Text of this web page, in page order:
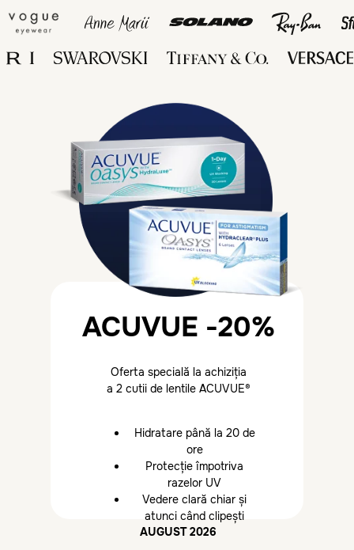
Oferta specială la achiziția
a 2 cutii de lentile ACUVUE®
Hidratare până la 20 de
ore
Protecție împotriva
razelor UV
Vedere clară chiar și
atunci când clipești
AUGUST 2026
ACUVUE -20%